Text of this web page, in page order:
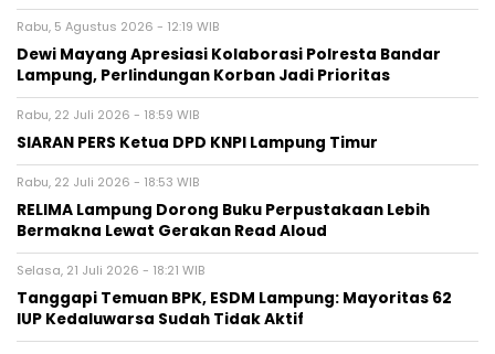
Rabu, 5 Agustus 2026 - 12:19 WIB
Dewi Mayang Apresiasi Kolaborasi Polresta Bandar
Lampung, Perlindungan Korban Jadi Prioritas
Rabu, 22 Juli 2026 - 18:59 WIB
SIARAN PERS Ketua DPD KNPI Lampung Timur
Rabu, 22 Juli 2026 - 18:53 WIB
RELIMA Lampung Dorong Buku Perpustakaan Lebih
Bermakna Lewat Gerakan Read Aloud
Selasa, 21 Juli 2026 - 18:21 WIB
Tanggapi Temuan BPK, ESDM Lampung: Mayoritas 62
IUP Kedaluwarsa Sudah Tidak Aktif